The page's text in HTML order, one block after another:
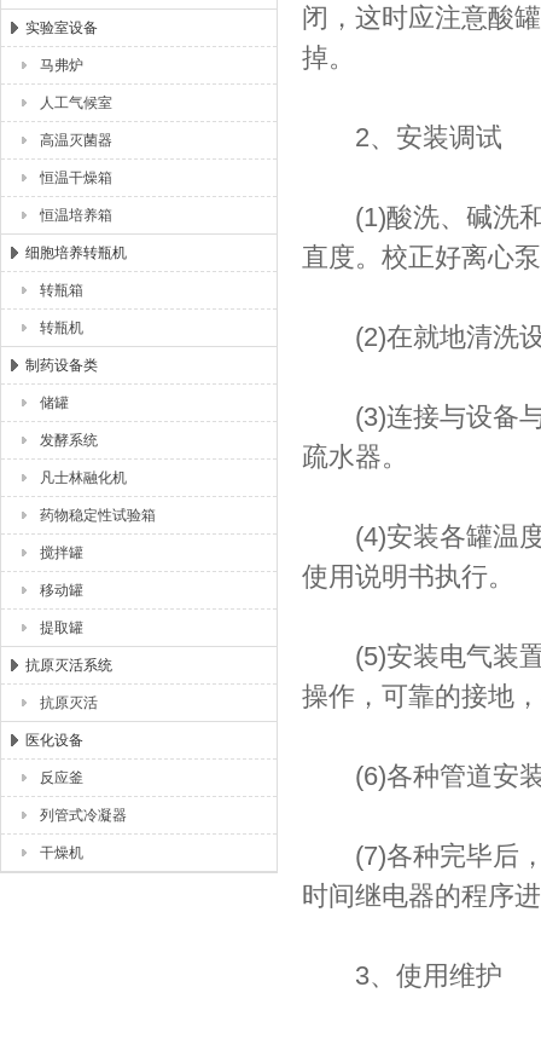
实验室设备
马弗炉
人工气候室
高温灭菌器
恒温干燥箱
恒温培养箱
细胞培养转瓶机
转瓶箱
转瓶机
制药设备类
储罐
发酵系统
凡士林融化机
药物稳定性试验箱
搅拌罐
移动罐
提取罐
抗原灭活系统
抗原灭活
医化设备
反应釜
列管式冷凝器
干燥机
闭，这时应注意酸
掉。
2、安装调试
(1)酸洗、碱洗和
直度。校正好离心
(2)在就地清洗设
(3)连接与设备与
疏水器。
(4)安装各罐温度
使用说明书执行。
(5)安装电气装置
操作，可靠的接地
(6)各种管道安装
(7)各种完毕后，
时间继电器的程序
3、使用维护